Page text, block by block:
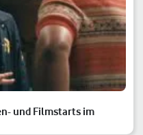
und Filmstarts im